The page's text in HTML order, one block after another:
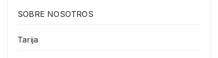
SOBRE NOSOTROS
Tarija